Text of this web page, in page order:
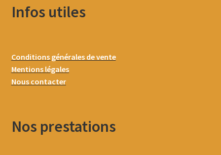
Infos utiles
Conditions générales de vente
Mentions légales
Nous contacter
Nos prestations